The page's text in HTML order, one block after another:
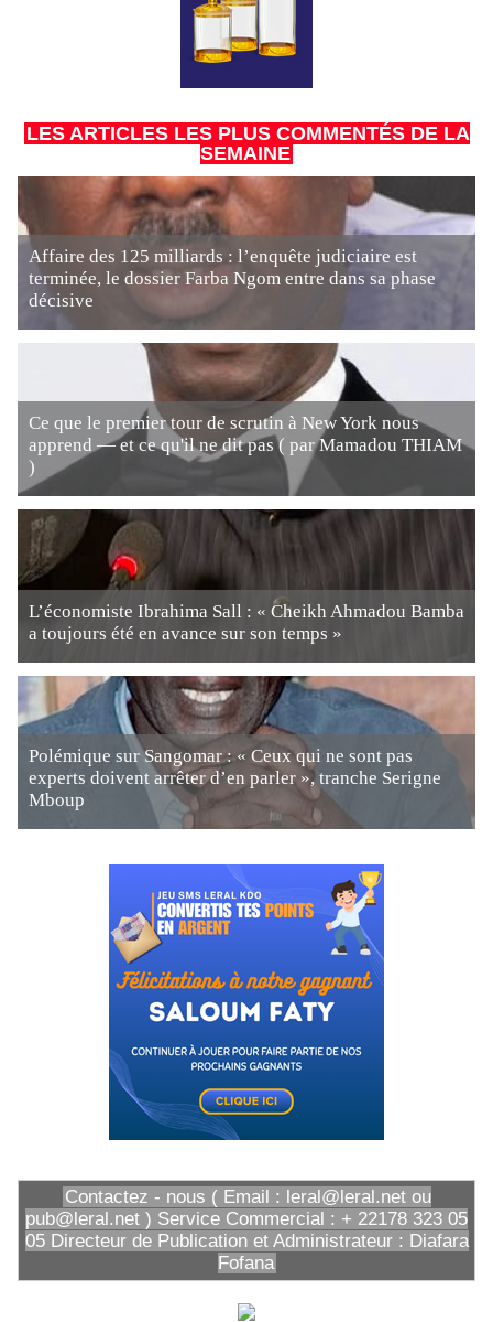
LES ARTICLES LES PLUS COMMENTÉS DE LA
SEMAINE
Affaire des 125 milliards : l’enquête judiciaire est
terminée, le dossier Farba Ngom entre dans sa phase
décisive
Ce que le premier tour de scrutin à New York nous
apprend — et ce qu'il ne dit pas ( par Mamadou THIAM
)
L’économiste Ibrahima Sall : « Cheikh Ahmadou Bamba
a toujours été en avance sur son temps »
Polémique sur Sangomar : « Ceux qui ne sont pas
experts doivent arrêter d’en parler », tranche Serigne
Mboup
Contactez - nous ( Email : leral@leral.net ou
pub@leral.net ) Service Commercial : + 22178 323 05
05 Directeur de Publication et Administrateur : Diafara
Fofana